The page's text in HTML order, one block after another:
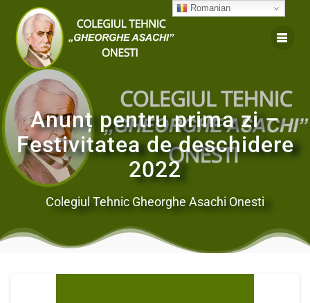
Anunț pentru prima zi –
Festivitatea de deschidere
2022
Colegiul Tehnic Gheorghe Asachi Onesti
Romanian